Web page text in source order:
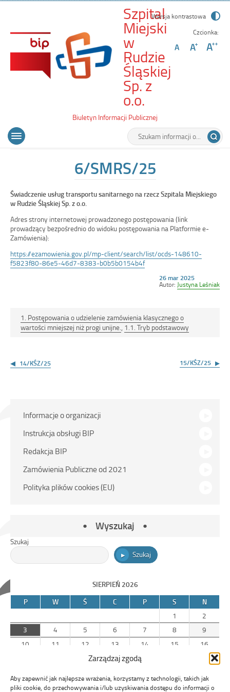
Zarządzaj zgodą
Aby zapewnić jak najlepsze wrażenia, korzystamy z technologii, takich jak
pliki cookie, do przechowywania i/lub uzyskiwania dostępu do informacji o
Szpital
Miejski
w
Rudzie
Śląskiej
Sp. z
o.o.
6/SMRS/25
Biuletyn Informacji Publicznej
Wersja kontrastowa
Czcionka:
Wyszukiwarka
Tutaj
wpisz
Menu
główne
Otwórz
6/SMRS/25
Świadczenie usług transportu sanitarnego na rzecz Szpitala Miejskiego
w Rudzie Śląskiej Sp. z o.o.
Adres strony internetowej prowadzonego postępowania (link
prowadzący bezpośrednio do widoku postępowania na Platformie e-
Zamówienia):
https://ezamowienia.gov.pl/mp-client/search/list/ocds-148610-
f5823f80-86e5-46d7-8383-b0b5b0154b4f
Opublikowano
w
26 mar 2025
Autor: Justyna Leśniak
1. Postępowania o udzielenie zamówienia klasycznego o
wartości mniejszej niż progi unijne., 1.1. Tryb podstawowy
wpisu
14/KŚZ/25 15/KŚZ/25
Menu
główne
Informacje o organizacji
Instrukcja obsługi BIP
Redakcja BIP
Zamówienia Publiczne od 2021
Polityka plików cookies (EU)
Wyszukaj
Szukaj
Szukaj
SIERPIEŃ 2026
P
W Ś C P S
N
1
2
3
4 5 6 7 8
9
10
11 12 13 14 15
16
19 20 21
31